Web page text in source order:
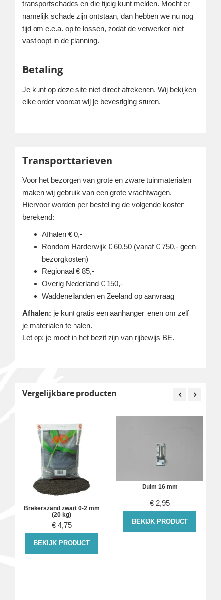
transportschades en die tijdig kunt melden. Mocht er
namelijk schade zijn ontstaan, dan hebben we nu nog
tijd om e.e.a. op te lossen, zodat de verwerker niet
vastloopt in de planning.
Betaling
Je kunt op deze site niet direct afrekenen. Wij bekijken
elke order voordat wij je bevestiging sturen.
Transporttarieven
Voor het bezorgen van grote en zware tuinmaterialen
maken wij gebruik van een grote vrachtwagen.
Hiervoor worden per bestelling de volgende kosten
berekend:
Afhalen € 0,-
Rondom Harderwijk € 60,50 (vanaf € 750,- geen
bezorgkosten)
Regionaal € 85,-
Overig Nederland € 150,-
Waddeneilanden en Zeeland op aanvraag
Afhalen: je kunt gratis een aanhanger lenen om zelf
je materialen te halen.
Let op: je moet in het bezit zijn van rijbewijs BE.
Vergelijkbare producten
Brekerszand zwart 0-2 mm
(20 kg)
€ 4,75
BEKIJK PRODUCT
Duim 16 mm
€ 2,95
BEKIJK PRODUCT